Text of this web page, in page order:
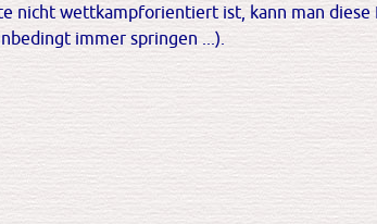
nicht wettkampforientiert ist, kann man
immer springen ...).